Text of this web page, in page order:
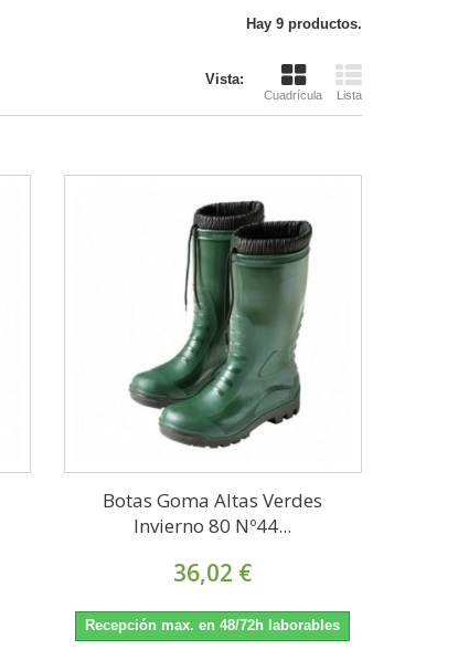
Hay 9 productos.
Vista:
Cuadrícula Lista
Botas Goma Altas Verdes
Invierno 80 Nº44...
36,02 €
Recepción max. en 48/72h laborables